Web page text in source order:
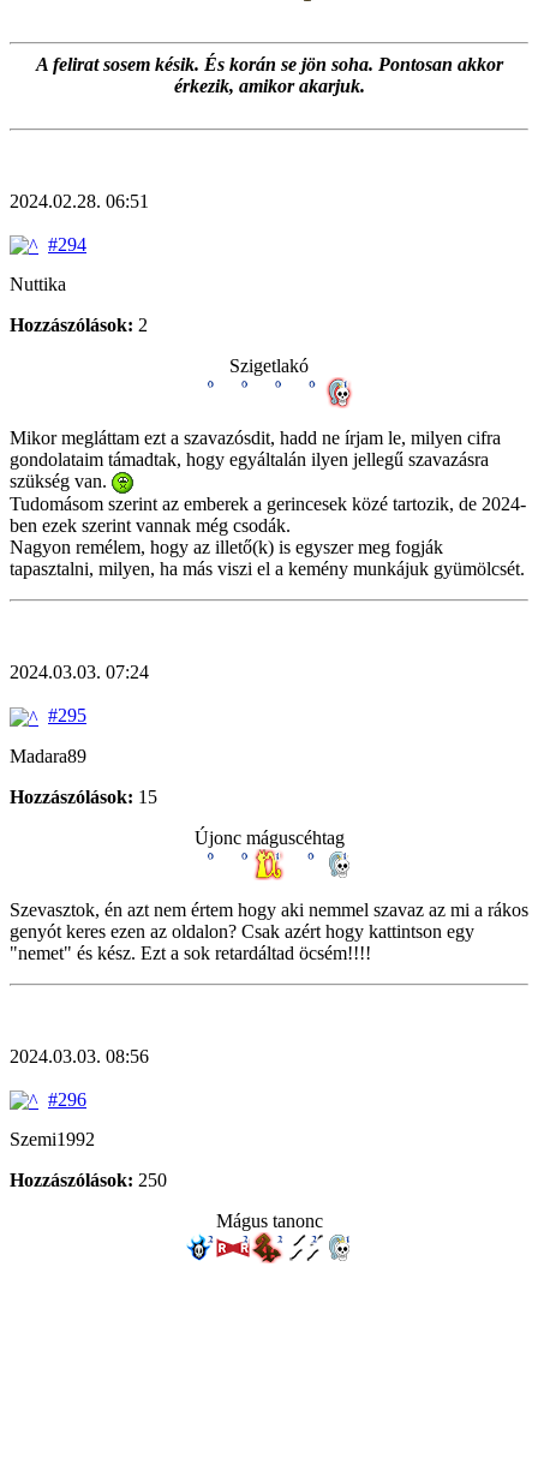
A felirat sosem késik. És korán se jön soha. Pontosan akkor
érkezik, amikor akarjuk.
2024.02.28. 06:51
#294
Nuttika
Hozzászólások: 2
Szigetlakó
Mikor megláttam ezt a szavazósdit, hadd ne írjam le, milyen cifra
gondolataim támadtak, hogy egyáltalán ilyen jellegű szavazásra
szükség van.
Tudomásom szerint az emberek a gerincesek közé tartozik, de 2024-
ben ezek szerint vannak még csodák.
Nagyon remélem, hogy az illető(k) is egyszer meg fogják
tapasztalni, milyen, ha más viszi el a kemény munkájuk gyümölcsét.
2024.03.03. 07:24
#295
Madara89
Hozzászólások: 15
Újonc máguscéhtag
Szevasztok, én azt nem értem hogy aki nemmel szavaz az mi a rákos
genyót keres ezen az oldalon? Csak azért hogy kattintson egy
"nemet" és kész. Ezt a sok retardáltad öcsém!!!!
2024.03.03. 08:56
#296
Szemi1992
Hozzászólások: 250
Mágus tanonc